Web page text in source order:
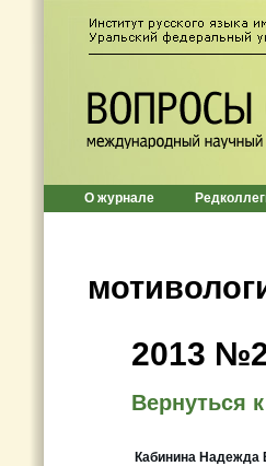
О журнале
2013
Вернуться
Кабинина Надежда